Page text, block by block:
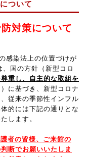
ついて
対策について
感染法上の位置づけが
国の方針（新型コロ
尊重し、自主的な取組を
に基づき、新型コロナ
従来の季節性インフル
的には下記の通りとな
します。
者の皆様、ご来館の
断でお願いいたしま